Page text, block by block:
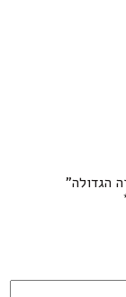
הגדולה”